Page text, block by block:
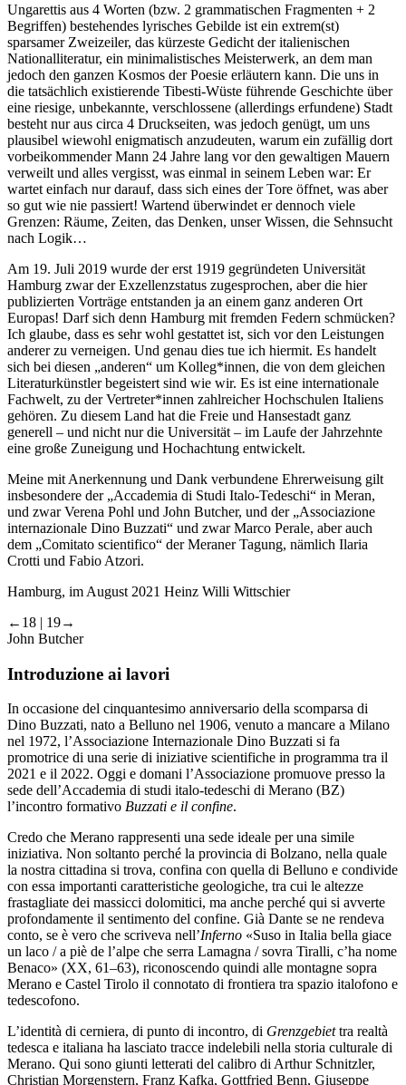
Ungarettis aus 4 Worten (bzw. 2 grammatischen Fragmenten + 2
Begriffen) bestehendes lyrisches Gebilde ist ein extrem(st)
sparsamer Zweizeiler, das kürzeste Gedicht der italienischen
Nationalliteratur, ein minimalistisches Meisterwerk, an dem man
jedoch den ganzen Kosmos der Poesie erläutern kann. Die uns in
die tatsächlich existierende Tibesti-Wüste führende Geschichte über
eine riesige, unbekannte, verschlossene (allerdings erfundene) Stadt
besteht nur aus circa 4 Druckseiten, was jedoch genügt, um uns
plausibel wiewohl enigmatisch anzudeuten, warum ein zufällig dort
vorbeikommender Mann 24 Jahre lang vor den gewaltigen Mauern
verweilt und alles vergisst, was einmal in seinem Leben war: Er
wartet einfach nur darauf, dass sich eines der Tore öffnet, was aber
so gut wie nie passiert! Wartend überwindet er dennoch viele
Grenzen: Räume, Zeiten, das Denken, unser Wissen, die Sehnsucht
nach Logik…
Am 19. Juli 2019 wurde der erst 1919 gegründeten Universität
Hamburg zwar der Exzellenzstatus zugesprochen, aber die hier
publizierten Vorträge entstanden ja an einem ganz anderen Ort
Europas! Darf sich denn Hamburg mit fremden Federn schmücken?
Ich glaube, dass es sehr wohl gestattet ist, sich vor den Leistungen
anderer zu verneigen. Und genau dies tue ich hiermit. Es handelt
sich bei diesen „anderen“ um Kolleg*innen, die von dem gleichen
Literaturkünstler begeistert sind wie wir. Es ist eine internationale
Fachwelt, zu der Vertreter*innen zahlreicher Hochschulen Italiens
gehören. Zu diesem Land hat die Freie und Hansestadt ganz
generell – und nicht nur die Universität – im Laufe der Jahrzehnte
eine große Zuneigung und Hochachtung entwickelt.
Meine mit Anerkennung und Dank verbundene Ehrerweisung gilt
insbesondere der „Accademia di Studi Italo-Tedeschi“ in Meran,
und zwar Verena Pohl und John Butcher, und der „Associazione
internazionale Dino Buzzati“ und zwar Marco Perale, aber auch
dem „Comitato scientifico“ der Meraner Tagung, nämlich Ilaria
Crotti und Fabio Atzori.
Hamburg, im August 2021 Heinz Willi Wittschier
←18 | 19→
John Butcher
Introduzione ai lavori
In occasione del cinquantesimo anniversario della scomparsa di
Dino Buzzati, nato a Belluno nel 1906, venuto a mancare a Milano
nel 1972, l’Associazione Internazionale Dino Buzzati si fa
promotrice di una serie di iniziative scientifiche in programma tra il
2021 e il 2022. Oggi e domani l’Associazione promuove presso la
sede dell’Accademia di studi italo-tedeschi di Merano (BZ)
l’incontro formativo Buzzati e il confine.
Credo che Merano rappresenti una sede ideale per una simile
iniziativa. Non soltanto perché la provincia di Bolzano, nella quale
la nostra cittadina si trova, confina con quella di Belluno e condivide
con essa importanti caratteristiche geologiche, tra cui le altezze
frastagliate dei massicci dolomitici, ma anche perché qui si avverte
profondamente il sentimento del confine. Già Dante se ne rendeva
conto, se è vero che scriveva nell’Inferno «Suso in Italia bella giace
un laco / a piè de l’alpe che serra Lamagna / sovra Tiralli, c’ha nome
Benaco» (XX, 61–63), riconoscendo quindi alle montagne sopra
Merano e Castel Tirolo il connotato di frontiera tra spazio italofono e
tedescofono.
L’identità di cerniera, di punto di incontro, di Grenzgebiettra realtà
tedesca e italiana ha lasciato tracce indelebili nella storia culturale di
Merano. Qui sono giunti letterati del calibro di Arthur Schnitzler,
Christian Morgenstern, Franz Kafka, Gottfried Benn, Giuseppe